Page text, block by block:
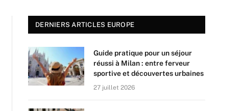
DERNIERS ARTICLES EUROPE
Guide pratique pour un séjour
réussi à Milan : entre ferveur
sportive et découvertes urbaines
27 juillet 2026